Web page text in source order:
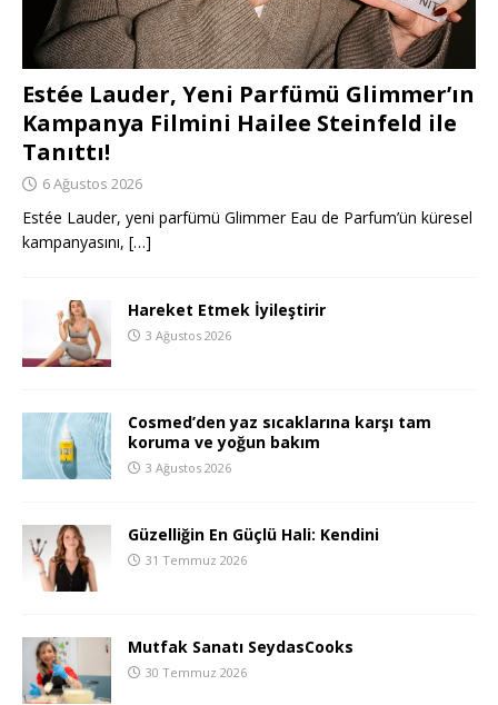
Estée Lauder, Yeni Parfümü Glimmer’ın
Kampanya Filmini Hailee Steinfeld ile
Tanıttı!
6 Ağustos 2026
Estée Lauder, yeni parfümü Glimmer Eau de Parfum’ün küresel
kampanyasını, […]
Hareket Etmek İyileştirir
3 Ağustos 2026
Cosmed’den yaz sıcaklarına karşı tam
koruma ve yoğun bakım
3 Ağustos 2026
Güzelliğin En Güçlü Hali: Kendini
31 Temmuz 2026
Mutfak Sanatı SeydasCooks
30 Temmuz 2026